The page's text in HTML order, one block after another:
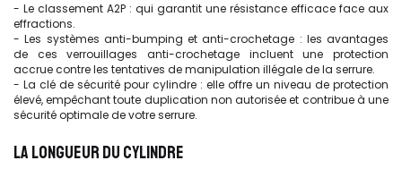
- Le classement A2P : qui garantit une résistance efficace face aux
effractions.
- Les systèmes anti-bumping et anti-crochetage : les avantages
de ces verrouillages anti-crochetage incluent une protection
accrue contre les tentatives de manipulation illégale de la serrure.
- La clé de sécurité pour cylindre : elle offre un niveau de protection
élevé, empêchant toute duplication non autorisée et contribue à une
sécurité optimale de votre serrure.
LA LONGUEUR DU CYLINDRE